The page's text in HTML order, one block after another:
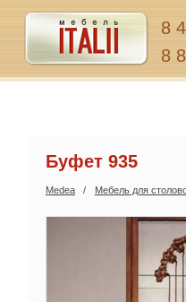
8
8
Буфет 935
Medea Мебель для